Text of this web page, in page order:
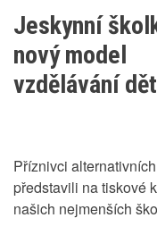
v
blízkosti
Paladia
Jeskynní
nový model
vzdělávání
Příznivci
představili na tiskové
našich nejmenších